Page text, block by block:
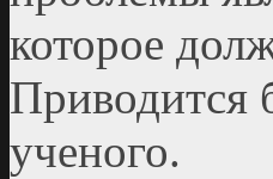
которое
Приводится
ученого.